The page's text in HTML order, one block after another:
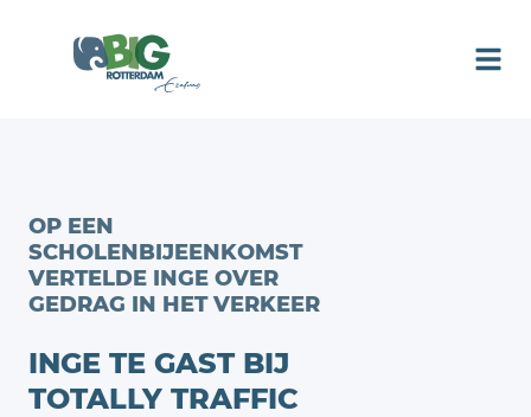
OP EEN
SCHOLENBIJEENKOMST
VERTELDE INGE OVER
GEDRAG IN HET VERKEER
INGE TE GAST BIJ
TOTALLY TRAFFIC